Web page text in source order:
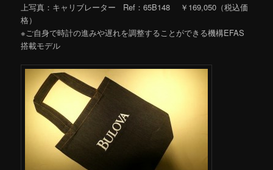
上写真：キャリブレーター Ref：65B148 ￥169,050（税込価
格）
※ご自身で時計の進みや遅れを調整することができる機構EFAS
搭載モデル